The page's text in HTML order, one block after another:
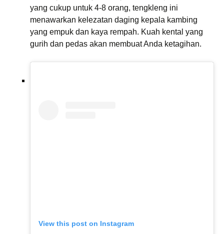
yang cukup untuk 4-8 orang, tengkleng ini
menawarkan kelezatan daging kepala kambing
yang empuk dan kaya rempah. Kuah kental yang
gurih dan pedas akan membuat Anda ketagihan.
View this post on Instagram